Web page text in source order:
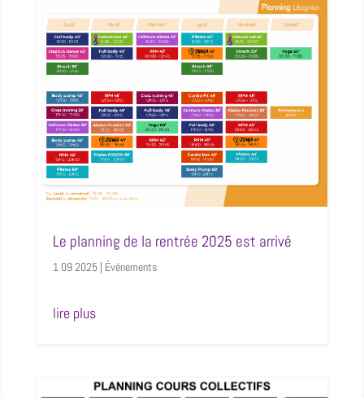
Le planning de la rentrée 2025 est arrivé
1 09 2025| Événements
lire plus